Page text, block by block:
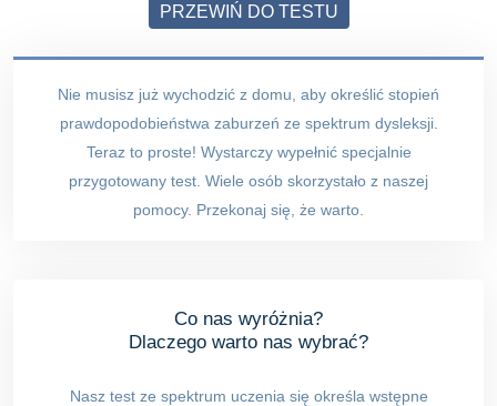
PRZEWIŃ DO TESTU
Nie musisz już wychodzić z domu, aby określić stopień
prawdopodobieństwa zaburzeń ze spektrum dysleksji.
Teraz to proste! Wystarczy wypełnić specjalnie
przygotowany test. Wiele osób skorzystało z naszej
pomocy. Przekonaj się, że warto.
Co nas wyróżnia?
Dlaczego warto nas wybrać?
Nasz test ze spektrum uczenia się określa wstępne